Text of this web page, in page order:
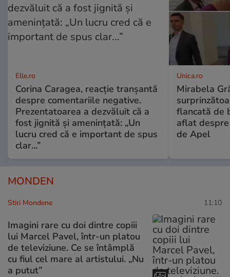
Elle.ro
Corina Caragea, reacție tranșantă
despre comentariile negative.
Prezentatoarea a dezvăluit că a
fost jignită și amenințată: „Un
lucru cred că e important de spus
clar...”
Unica.ro
Mirabela
flancată de
aflat
de Apel
MONDEN
Stiri Mondene 11:10
Imagini rare cu doi dintre copiii
lui Marcel Pavel, într-un platou
de televiziune. Ce se întâmplă
cu fiul cel mare al artistului. „Nu
a putut”